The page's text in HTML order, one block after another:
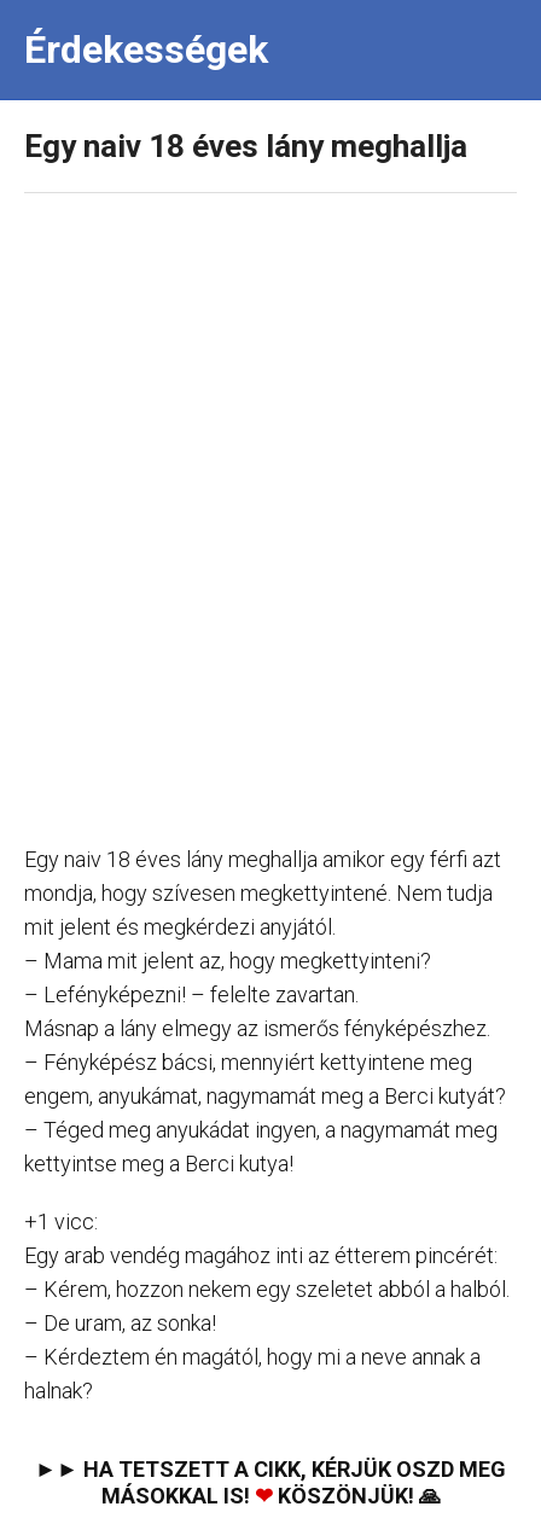
Érdekességek
Egy naiv 18 éves lány meghallja
Egy naiv 18 éves lány meghallja amikor egy férfi azt
mondja, hogy szívesen megkettyintené. Nem tudja
mit jelent és megkérdezi anyjától.
– Mama mit jelent az, hogy megkettyinteni?
– Lefényképezni! – felelte zavartan.
Másnap a lány elmegy az ismerős fényképészhez.
– Fényképész bácsi, mennyiért kettyintene meg
engem, anyukámat, nagymamát meg a Berci kutyát?
– Téged meg anyukádat ingyen, a nagymamát meg
kettyintse meg a Berci kutya!
+1 vicc:
Egy arab vendég magához inti az étterem pincérét:
– Kérem, hozzon nekem egy szeletet abból a halból.
– De uram, az sonka!
– Kérdeztem én magától, hogy mi a neve annak a
halnak?
►► HA TETSZETT A CIKK, KÉRJÜK OSZD MEG
MÁSOKKAL IS! ❤KÖSZÖNJÜK! 🙏